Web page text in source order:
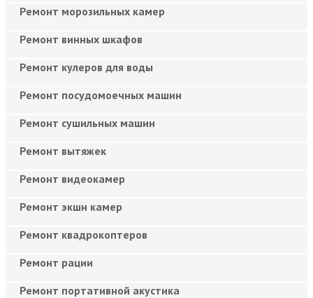
Ремонт морозильных камер
Ремонт винных шкафов
Ремонт кулеров для воды
Ремонт посудомоечных машин
Ремонт сушильных машин
Ремонт вытяжек
Ремонт видеокамер
Ремонт экшн камер
Ремонт квадрокоптеров
Ремонт рации
Ремонт портативной акустика